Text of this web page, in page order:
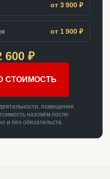
от 3 900 ₽
от 1 900 ₽
600 ₽
СТОИМОСТЬ
помещения
назовём после
и без обязательств.